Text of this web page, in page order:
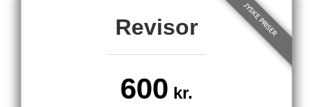
Revisor
600 kr.